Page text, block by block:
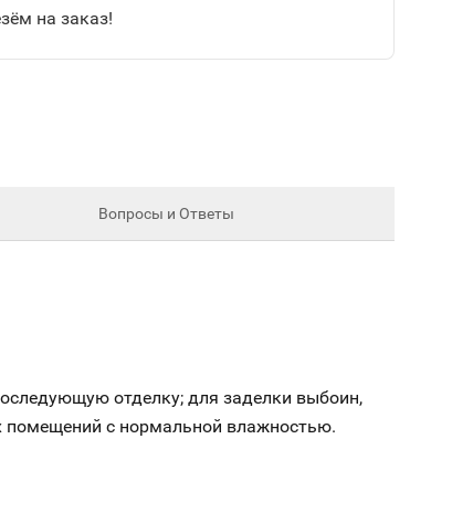
на заказ!
Вопросы и Ответы
отделку; для заделки выбоин,
с нормальной влажностью.